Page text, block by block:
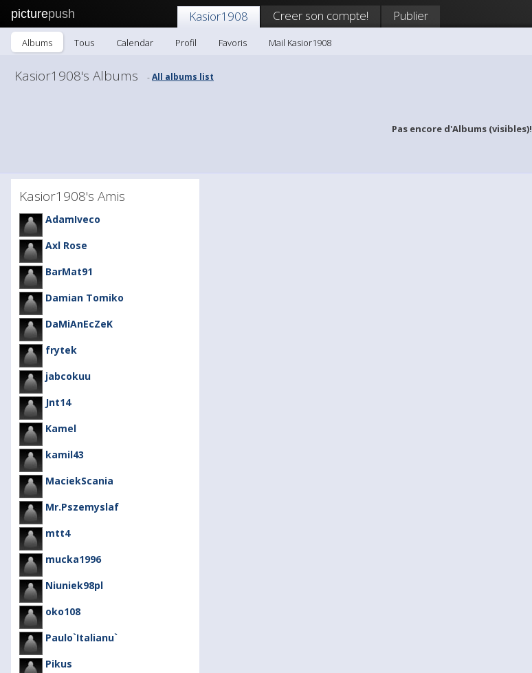
picturepush Kasior1908 Creer son compte! Publier
Albums Tous Calendar Profil Favoris Mail Kasior1908
Kasior1908's Albums -All albums list
Pas encore d'Albums (visibles)!
Kasior1908's Amis
AdamIveco
Axl Rose
BarMat91
Damian Tomiko
DaMiAnEcZeK
frytek
jabcokuu
Jnt14
Kamel
kamil43
MaciekScania
Mr.Pszemyslaf
mtt4
mucka1996
Niuniek98pl
oko108
Paulo`Italianu`
Pikus